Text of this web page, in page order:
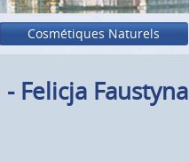
Cosmétiques Naturels
Felicja Faustyna